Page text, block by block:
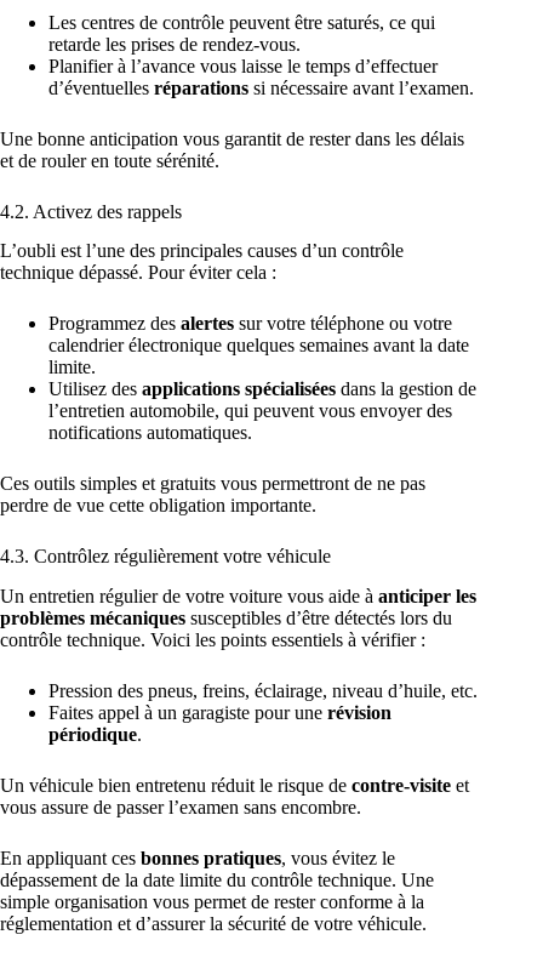
Les centres de contrôle peuvent être saturés, ce qui
retarde les prises de rendez-vous.
Planifier à l’avance vous laisse le temps d’effectuer
d’éventuelles réparations si nécessaire avant l’examen.
Une bonne anticipation vous garantit de rester dans les délais
et de rouler en toute sérénité.
4.2. Activez des rappels
L’oubli est l’une des principales causes d’un contrôle
technique dépassé. Pour éviter cela :
Programmez des alertes sur votre téléphone ou votre
calendrier électronique quelques semaines avant la date
limite.
Utilisez des applications spécialisées dans la gestion de
l’entretien automobile, qui peuvent vous envoyer des
notifications automatiques.
Ces outils simples et gratuits vous permettront de ne pas
perdre de vue cette obligation importante.
4.3. Contrôlez régulièrement votre véhicule
Un entretien régulier de votre voiture vous aide à anticiper les
problèmes mécaniques susceptibles d’être détectés lors du
contrôle technique. Voici les points essentiels à vérifier :
Pression des pneus, freins, éclairage, niveau d’huile, etc.
Faites appel à un garagiste pour une révision
périodique.
Un véhicule bien entretenu réduit le risque de contre-visite et
vous assure de passer l’examen sans encombre.
En appliquant ces bonnes pratiques, vous évitez le
dépassement de la date limite du contrôle technique. Une
simple organisation vous permet de rester conforme à la
réglementation et d’assurer la sécurité de votre véhicule.